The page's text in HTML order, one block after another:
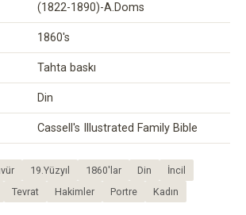
(1822-1890)-A.Doms
1860's
Tahta baskı
Din
Cassell's Illustrated Family Bible
19.Yüzyıl 1860'lar Din
İncil
Tevrat Hakimler Portre
Kadın